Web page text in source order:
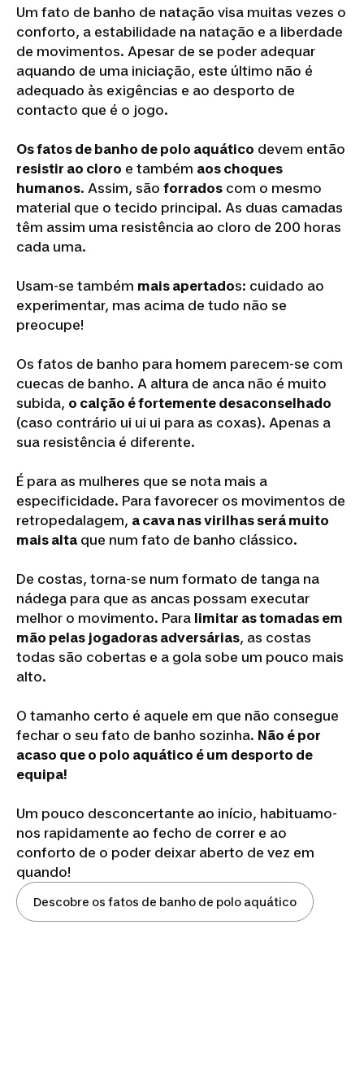
Um fato de banho de natação visa muitas vezes o
conforto, a estabilidade na natação e a liberdade
de movimentos. Apesar de se poder adequar
aquando de uma iniciação, este último não é
adequado às exigências e ao desporto de
contacto que é o jogo.
Os fatos de banho de polo aquático devem então
resistir ao cloro e também aos choques
humanos. Assim, são forrados com o mesmo
material que o tecido principal. As duas camadas
têm assim uma resistência ao cloro de 200 horas
cada uma.
Usam-se também mais apertados: cuidado ao
experimentar, mas acima de tudo não se
preocupe!
Os fatos de banho para homem parecem-se com
cuecas de banho. A altura de anca não é muito
subida, o calção é fortemente desaconselhado
(caso contrário ui ui ui para as coxas). Apenas a
sua resistência é diferente.
É para as mulheres que se nota mais a
especificidade. Para favorecer os movimentos de
retropedalagem, a cava nas virilhas será muito
mais alta que num fato de banho clássico.
De costas, torna-se num formato de tanga na
nádega para que as ancas possam executar
melhor o movimento. Para limitar as tomadas em
mão pelas jogadoras adversárias, as costas
todas são cobertas e a gola sobe um pouco mais
alto.
O tamanho certo é aquele em que não consegue
fechar o seu fato de banho sozinha. Não é por
acaso que o polo aquático é um desporto de
equipa!
Um pouco desconcertante ao início, habituamo-
nos rapidamente ao fecho de correr e ao
conforto de o poder deixar aberto de vez em
quando!
Descobre os fatos de banho de polo aquático